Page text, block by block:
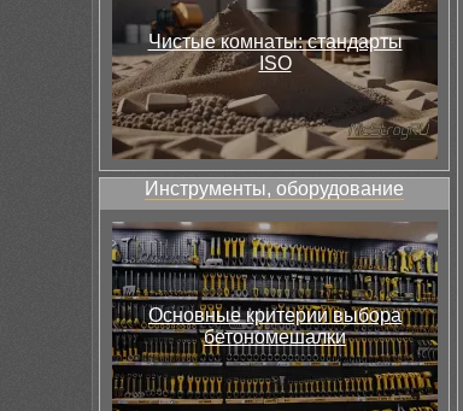
Чистые комнаты: стандарты
ISO
Инструменты, оборудование
Основные критерии выбора
бетономешалки